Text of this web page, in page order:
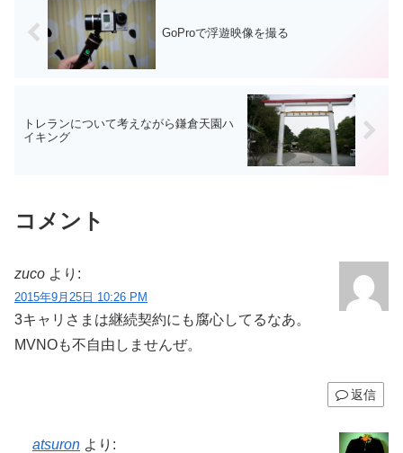
GoProで浮遊映像を撮る
トレランについて考えながら鎌倉天園ハ
イキング
コメント
zuco より:
2015年9月25日 10:26 PM
3キャリさまは継続契約にも腐心してるなあ。
MVNOも不自由しませんぜ。
返信
atsuron より: